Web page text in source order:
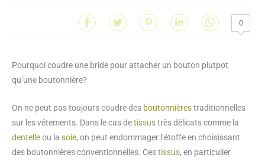
0
Pourquoi coudre une bride pour attacher un bouton plutpot
qu’une boutonnière?
On ne peut pas toujours coudre des boutonnièrestraditionnelles
sur les vêtements. Dans le cas detissustrès délicats comme la
dentelleou la soie, on peut endommager l’étoffe en choisissant
des boutonnières conventionnelles. Cestissus, en particulier